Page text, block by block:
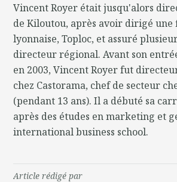
Vincent Royer était jusqu'alors
de Kiloutou, après avoir dirigé
lyonnaise, Toploc, et assuré
directeur régional. Avant son
en 2003, Vincent Royer fut
chez Castorama, chef de secteur
(pendant 13 ans). Il a débuté sa
après des études en marketing et
international business school.
Article rédigé par